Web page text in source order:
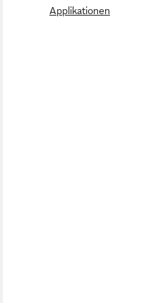
Applikationen